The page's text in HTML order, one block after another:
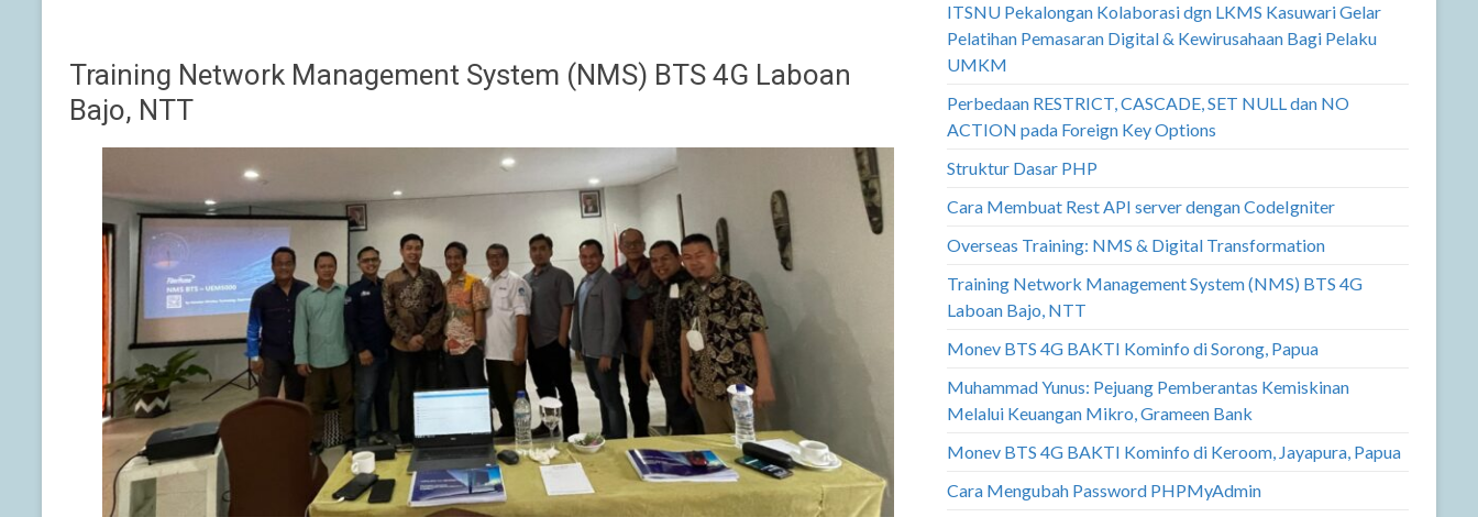
Training Network Management System (NMS) BTS 4G Laboan
Bajo, NTT
ITSNU Pekalongan Kolaborasi dgn LKMS Kasuwari Gelar
Pelatihan Pemasaran Digital & Kewirusahaan Bagi Pelaku
UMKM
Perbedaan RESTRICT, CASCADE, SET NULL dan NO
ACTION pada Foreign Key Options
Struktur Dasar PHP
Cara Membuat Rest API server dengan CodeIgniter
Overseas Training: NMS & Digital Transformation
Training Network Management System (NMS) BTS 4G
Laboan Bajo, NTT
Monev BTS 4G BAKTI Kominfo di Sorong, Papua
Muhammad Yunus: Pejuang Pemberantas Kemiskinan
Melalui Keuangan Mikro, Grameen Bank
Monev BTS 4G BAKTI Kominfo di Keroom, Jayapura, Papua
Cara Mengubah Password PHPMyAdmin